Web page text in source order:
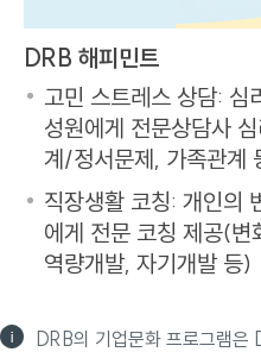
DRB 해피민트
고민 스트레스 상담: 심
성원에게 전문상담사
계/정서문제, 가족관계
직장생활 코칭: 개인의
에게 전문 코칭 제공(
역량개발, 자기개발 등)
DRB의 기업문화 프로그램은